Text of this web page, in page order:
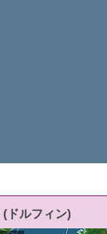
(ドルフィン)